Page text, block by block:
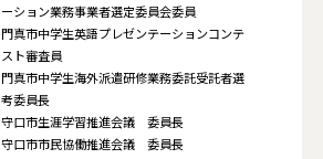
ーション業務事業者選定委員会委員
門真市中学生英語プレゼンテーションコンテ
スト審査員
門真市中学生海外派遣研修業務委託受託者選
考委員長
守口市生涯学習推進会議 委員長
守口市市民協働推進会議 委員長